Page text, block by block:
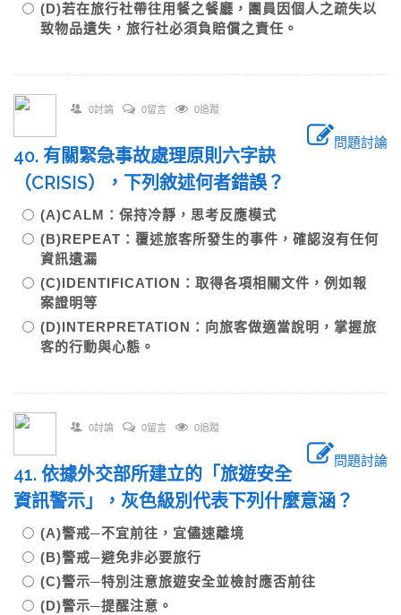
(D)若在旅行社帶往用餐之餐廳，團員因個人之疏失以
致物品遺失，旅行社必須負賠償之責任。
0討論 0留言 0追蹤
問題討論
40. 有關緊急事故處理原則六字訣
（CRISIS），下列敘述何者錯誤？
(A)CALM：保持冷靜，思考反應模式
(B)REPEAT：覆述旅客所發生的事件，確認沒有任何
資訊遺漏
(C)IDENTIFICATION：取得各項相關文件，例如報
案證明等
(D)INTERPRETATION：向旅客做適當說明，掌握旅
客的行動與心態。
0討論 0留言 0追蹤
問題討論
41. 依據外交部所建立的「旅遊安全
資訊警示」，灰色級別代表下列什麼意涵？
(A)警戒─不宜前往，宜儘速離境
(B)警戒─避免非必要旅行
(C)警示─特別注意旅遊安全並檢討應否前往
(D)警示─提醒注意。